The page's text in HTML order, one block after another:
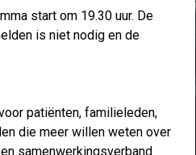
start om 19.30 uur. De
is niet nodig en de
patiënten, familieleden,
die meer willen weten over
samenwerkingsverband